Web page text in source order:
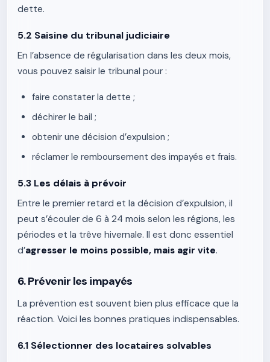
dette.
5.2 Saisine du tribunal judiciaire
En l’absence de régularisation dans les deux mois,
vous pouvez saisir le tribunal pour :
faire constater la dette ;
déchirer le bail ;
obtenir une décision d’expulsion ;
réclamer le remboursement des impayés et frais.
5.3 Les délais à prévoir
Entre le premier retard et la décision d’expulsion, il
peut s’écouler de 6 à 24 mois selon les régions, les
périodes et la trêve hivernale. Il est donc essentiel
d’agresser le moins possible, mais agir vite.
6. Prévenir les impayés
La prévention est souvent bien plus efficace que la
réaction. Voici les bonnes pratiques indispensables.
6.1 Sélectionner des locataires solvables